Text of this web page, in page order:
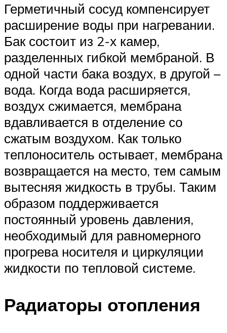
Герметичный сосуд компенсирует
расширение воды при нагревании.
Бак состоит из 2-х камер,
разделенных гибкой мембраной. В
одной части бака воздух, в другой –
вода. Когда вода расширяется,
воздух сжимается, мембрана
вдавливается в отделение со
сжатым воздухом. Как только
теплоноситель остывает, мембрана
возвращается на место, тем самым
вытесняя жидкость в трубы. Таким
образом поддерживается
постоянный уровень давления,
необходимый для равномерного
прогрева носителя и циркуляции
жидкости по тепловой системе.
Радиаторы отопления